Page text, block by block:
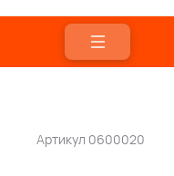
Артикул 0600020